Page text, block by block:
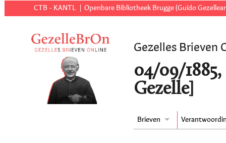
CTB - KANTL Openbare Bibliotheek Brugge (Guido
Gezelles Brieven
04/09/
Gezelle]
Brieven